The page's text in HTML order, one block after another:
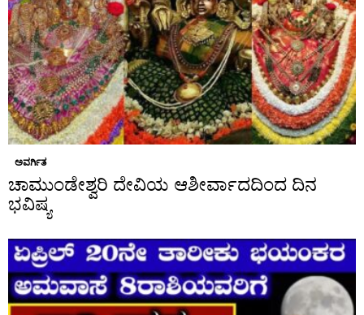
ಅವರ್ಗಿತ
ಚಾಮುಂಡೇಶ್ವರಿ ದೇವಿಯ ಆಶೀರ್ವಾದದಿಂದ ದಿನ
ಭವಿಷ್ಯ